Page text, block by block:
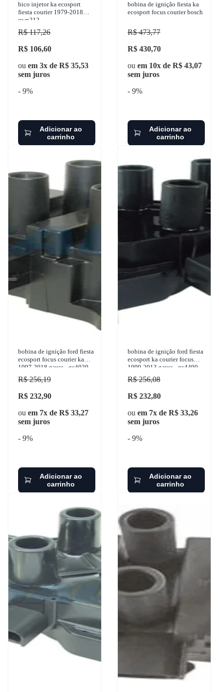
bico injetor ka ecosport
fiesta courier 1979-2018
gwp212
R$ 117,26
R$ 106,60
ou em 3x de R$ 35,53
sem juros
- 9%
Adicionar ao
carrinho
bobina de ignição fiesta ka
ecosport focus courier bosch
R$ 473,77
R$ 430,70
ou em 10x de R$ 43,07
sem juros
- 9%
Adicionar ao
carrinho
bobina de ignição ford fiesta
ecosport focus courier ka
1997-2018 gauss - gc4029
R$ 256,19
R$ 232,90
ou em 7x de R$ 33,27
sem juros
- 9%
Adicionar ao
carrinho
bobina de ignição ford fiesta
ecosport ka courier focus
1999-2013 gauss - gc4490
R$ 256,08
R$ 232,80
ou em 7x de R$ 33,26
sem juros
- 9%
Adicionar ao
carrinho